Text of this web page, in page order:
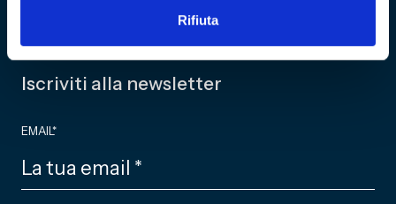
Rifiuta
Iscriviti alla newsletter
EMAIL*